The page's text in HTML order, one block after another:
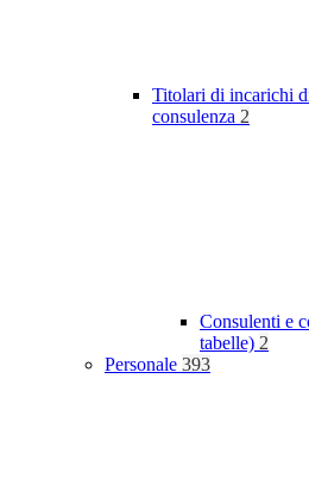
Titolari di incarichi
consulenza 2
Consulenti e
tabelle) 2
Personale 393